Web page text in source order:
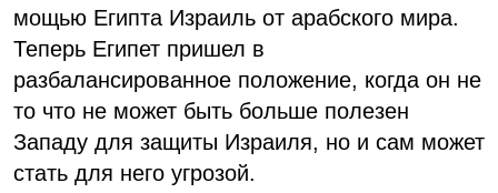
мощью Египта Израиль от арабского мира.
Теперь Египет пришел в
разбалансированное положение, когда он не
то что не может быть больше полезен
Западу для защиты Израиля, но и сам может
стать для него угрозой.